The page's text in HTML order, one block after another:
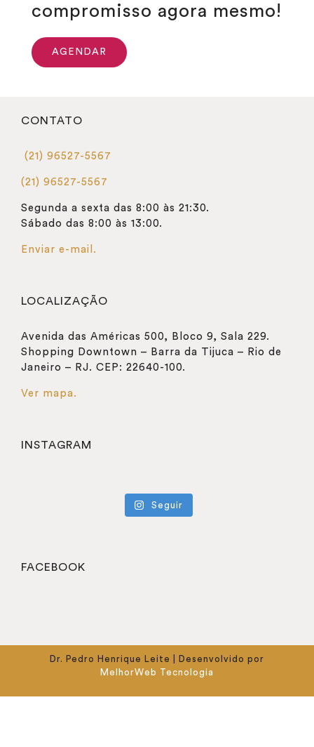
compromisso agora mesmo!
AGENDAR
CONTATO
(21) 96527-5567
(21) 96527-5567
Segunda a sexta das 8:00 às 21:30.
Sábado das 8:00 às 13:00.
Enviar e-mail.
LOCALIZAÇÃO
Avenida das Américas 500, Bloco 9, Sala 229.
Shopping Downtown – Barra da Tijuca – Rio de
Janeiro – RJ. CEP: 22640-100.
Ver mapa.
INSTAGRAM
Seguir
FACEBOOK
Dr. Pedro Henrique Leite | Desenvolvido por
MelhorWeb Tecnologia